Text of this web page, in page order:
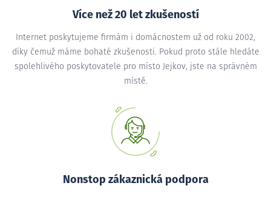
Více než 20 let zkušeností
Internet poskytujeme firmám i domácnostem už od roku 2002,
díky čemuž máme bohaté zkušenosti. Pokud proto stále hledáte
spolehlivého poskytovatele pro místo Jejkov, jste na správném
místě.
Nonstop zákaznická podpora